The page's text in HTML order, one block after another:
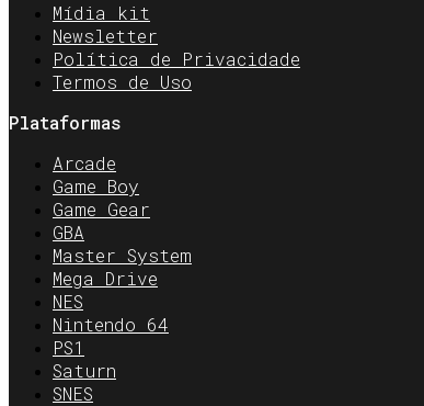
Mídia kit
Newsletter
Política de Privacidade
Termos de Uso
Plataformas
Arcade
Game Boy
Game Gear
GBA
Master System
Mega Drive
NES
Nintendo 64
PS1
Saturn
SNES